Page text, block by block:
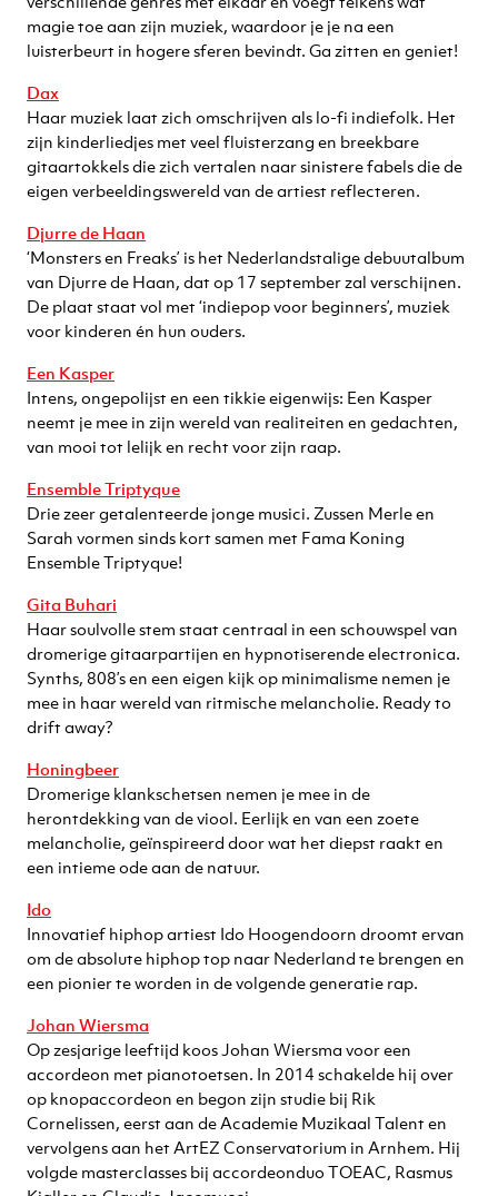
magie toe aan zijn muziek, waardoor je je na een
luisterbeurt in hogere sferen bevindt. Ga zitten en geniet!
Dax
Haar muziek laat zich omschrijven als lo-fi indiefolk. Het
zijn kinderliedjes met veel fluisterzang en breekbare
gitaartokkels die zich vertalen naar sinistere fabels die de
eigen verbeeldingswereld van de artiest reflecteren.
Djurre de Haan
‘Monsters en Freaks’ is het Nederlandstalige debuutalbum
van Djurre de Haan, dat op 17 september zal verschijnen.
De plaat staat vol met ‘indiepop voor beginners’, muziek
voor kinderen én hun ouders.
Een Kasper
Intens, ongepolijst en een tikkie eigenwijs: Een Kasper
neemt je mee in zijn wereld van realiteiten en gedachten,
van mooi tot lelijk en recht voor zijn raap.
Ensemble Triptyque
Drie zeer getalenteerde jonge musici. Zussen Merle en
Sarah vormen sinds kort samen met Fama Koning
Ensemble Triptyque!
Gita Buhari
Haar soulvolle stem staat centraal in een schouwspel van
dromerige gitaarpartijen en hypnotiserende electronica.
Synths, 808’s en een eigen kijk op minimalisme nemen je
mee in haar wereld van ritmische melancholie. Ready to
drift away?
Honingbeer
Dromerige klankschetsen nemen je mee in de
herontdekking van de viool. Eerlijk en van een zoete
melancholie, geïnspireerd door wat het diepst raakt en
een intieme ode aan de natuur.
Ido
Innovatief hiphop artiest Ido Hoogendoorn droomt ervan
om de absolute hiphop top naar Nederland te brengen en
een pionier te worden in de volgende generatie rap.
Johan Wiersma
Op zesjarige leeftijd koos Johan Wiersma voor een
accordeon met pianotoetsen. In 2014 schakelde hij over
op knopaccordeon en begon zijn studie bij Rik
Cornelissen, eerst aan de Academie Muzikaal Talent en
vervolgens aan het ArtEZ Conservatorium in Arnhem. Hij
volgde masterclasses bij accordeonduo TOEAC, Rasmus